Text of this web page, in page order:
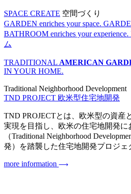
SPACE CREATE 空間づくり
GARDEN enriches your space.
BATHROOM enriches your experience.
ム
TRADITIONAL AMERICAN
IN YOUR HOME.
Traditional Neighborhood Development
TND PROJECT 欧米型住宅地開発
TND PROJECTとは、欧米型の資産
実現を目指し、欧米の住宅地開発に
（Traditional Neighborhood
発）を踏襲した住宅地開発プロジェ
more information